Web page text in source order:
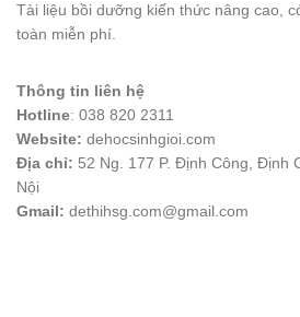
Tài liệu bồi dưỡng kiến thức nâng cao,
toàn miễn phí.
Thông tin liên hệ
Hotline: 038 820 2311
Website: dehocsinhgioi.com
Địa chỉ: 52 Ng. 177 P. Định Công, Định
Nội
Gmail: dethihsg.com@gmail.com